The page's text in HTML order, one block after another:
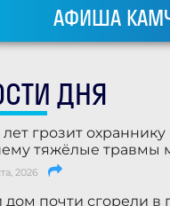
АФИША
ДНЯ
грозит
тяжёлые травмы
2026
дом почти сгорели в